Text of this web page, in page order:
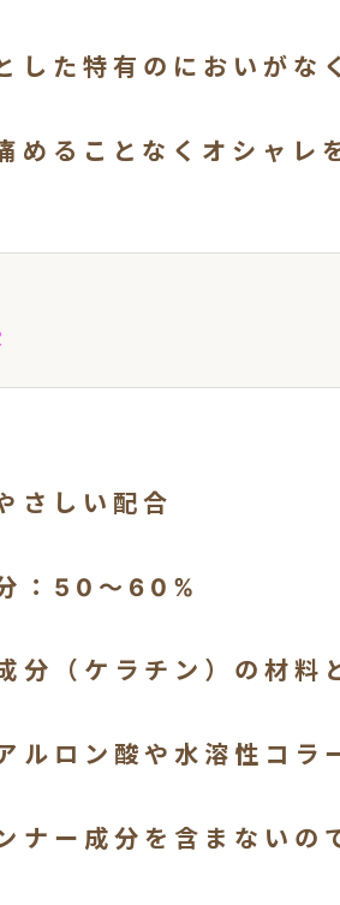
した特有のにおいが
めることなくオシャレ
さしい配合
：50～60%
分（ケラチン）の材料
ルロン酸や水溶性コ
ナー成分を含まないの